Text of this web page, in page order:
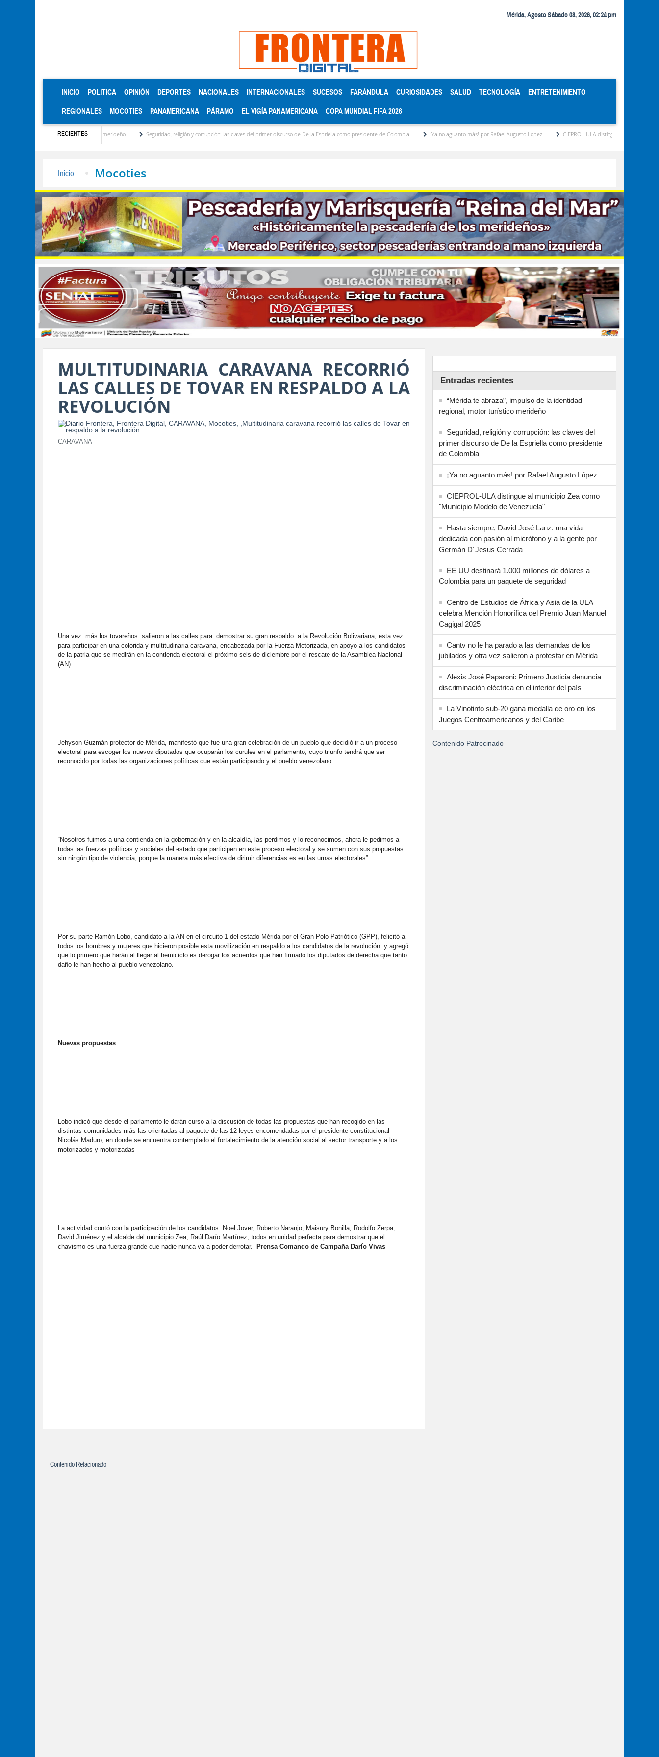
Mérida, Agosto Sábado 08, 2026, 02:24 pm
INICIO (CURRENT)
POLITICA OPINIÓN DEPORTES NACIONALES INTERNACIONALES SUCESOS FARÁNDULA CURIOSIDADES SALUD TECNOLOGÍA ENTRETENIMIENTO
REGIONALES MOCOTIES PANAMERICANA PÁRAMO EL VIGÍA PANAMERICANA COPA MUNDIAL FIFA 2026
RECIENTES
regional, motor turístico merideño Seguridad, religión y corrupción: las claves del primer discurso de De la Espriella como presidente de Colombia ¡Ya no aguanto más! por Rafael Augusto López CIEPROL-ULA distingue al municipio Zea como
Inicio Mocoties
MULTITUDINARIA CARAVANA RECORRIÓ
LAS CALLES DE TOVAR EN RESPALDO A LA
REVOLUCIÓN
CARAVANA
Una vez más los tovareños salieron a las calles para demostrar su gran respaldo a la Revolución Bolivariana, esta vez
para participar en una colorida y multitudinaria caravana, encabezada por la Fuerza Motorizada, en apoyo a los candidatos
de la patria que se medirán en la contienda electoral el próximo seis de diciembre por el rescate de la Asamblea Nacional
(AN).
Jehyson Guzmán protector de Mérida, manifestó que fue una gran celebración de un pueblo que decidió ir a un proceso
electoral para escoger los nuevos diputados que ocuparán los curules en el parlamento, cuyo triunfo tendrá que ser
reconocido por todas las organizaciones políticas que están participando y el pueblo venezolano.
“Nosotros fuimos a una contienda en la gobernación y en la alcaldía, las perdimos y lo reconocimos, ahora le pedimos a
todas las fuerzas políticas y sociales del estado que participen en este proceso electoral y se sumen con sus propuestas
sin ningún tipo de violencia, porque la manera más efectiva de dirimir diferencias es en las urnas electorales”.
Por su parte Ramón Lobo, candidato a la AN en el circuito 1 del estado Mérida por el Gran Polo Patriótico (GPP), felicitó a
todos los hombres y mujeres que hicieron posible esta movilización en respaldo a los candidatos de la revolución y agregó
que lo primero que harán al llegar al hemiciclo es derogar los acuerdos que han firmado los diputados de derecha que tanto
daño le han hecho al pueblo venezolano.
Nuevas propuestas
Lobo indicó que desde el parlamento le darán curso a la discusión de todas las propuestas que han recogido en las
distintas comunidades más las orientadas al paquete de las 12 leyes encomendadas por el presidente constitucional
Nicolás Maduro, en donde se encuentra contemplado el fortalecimiento de la atención social al sector transporte y a los
motorizados y motorizadas
La actividad contó con la participación de los candidatos Noel Jover, Roberto Naranjo, Maisury Bonilla, Rodolfo Zerpa,
David Jiménez y el alcalde del municipio Zea, Raúl Darío Martínez, todos en unidad perfecta para demostrar que el
chavismo es una fuerza grande que nadie nunca va a poder derrotar.
Prensa Comando de Campaña Darío Vivas
Entradas recientes
“Mérida te abraza”, impulso de la identidad
regional, motor turístico merideño
Seguridad, religión y corrupción: las claves del
primer discurso de De la Espriella como presidente
de Colombia
¡Ya no aguanto más! por Rafael Augusto López
CIEPROL-ULA distingue al municipio Zea como
"Municipio Modelo de Venezuela"
Hasta siempre, David José Lanz: una vida
dedicada con pasión al micrófono y a la gente por
Germán D´Jesus Cerrada
EE UU destinará 1.000 millones de dólares a
Colombia para un paquete de seguridad
Centro de Estudios de África y Asia de la ULA
celebra Mención Honorífica del Premio Juan Manuel
Cagigal 2025
Cantv no le ha parado a las demandas de los
jubilados y otra vez salieron a protestar en Mérida
Alexis José Paparoni: Primero Justicia denuncia
discriminación eléctrica en el interior del país
La Vinotinto sub-20 gana medalla de oro en los
Juegos Centroamericanos y del Caribe
Contenido Patrocinado
Contenido Relacionado